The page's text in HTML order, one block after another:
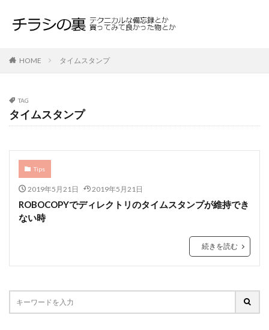
HOME タイムスタンプ
TAG
タイムスタンプ
Tips
2019年5月21日 2019年5月21日
ROBOCOPYでディレクトリのタイムスタンプが維持でき
ない時
続きを読む